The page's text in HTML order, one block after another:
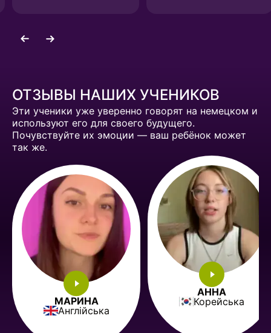
ОТЗЫВЫ НАШИХ УЧЕНИКОВ
Эти ученики уже уверенно говорят на немецком и
используют его для своего будущего.
Почувствуйте их эмоции — ваш ребёнок может
так же.
АННА
Корейська
ВИКТОРИЯ
Англійська